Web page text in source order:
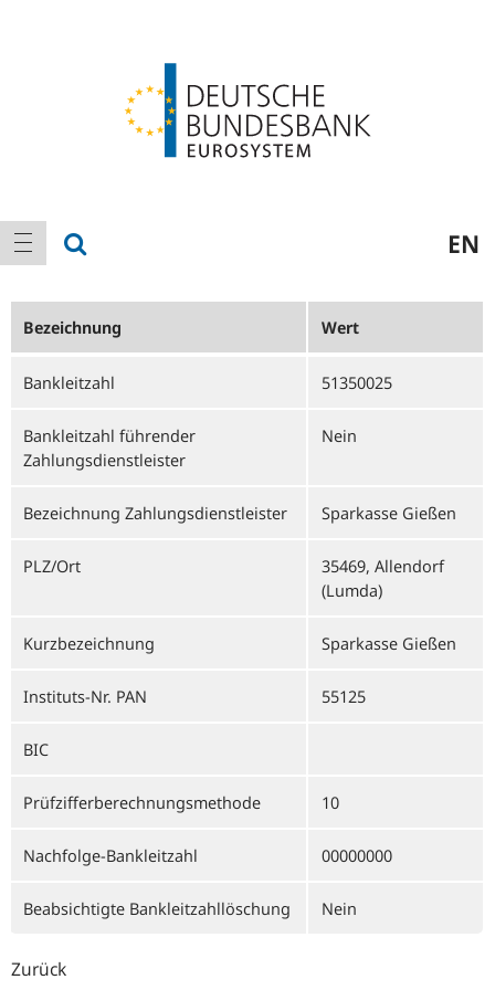
Hauptnavigation
Navigation anzeigen EN
Bezeichnung Wert
Bankleitzahl 51350025
Bankleitzahl führender
Zahlungsdienstleister
Nein
Bezeichnung Zahlungsdienstleister Sparkasse Gießen
PLZ/Ort
35469, Allendorf
(Lumda)
Kurzbezeichnung Sparkasse Gießen
Instituts-Nr. PAN 55125
BIC
Prüfzifferberechnungsmethode 10
Nachfolge-Bankleitzahl 00000000
Beabsichtigte Bankleitzahllöschung Nein
Zurück